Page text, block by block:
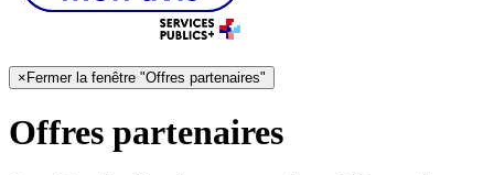
×Fermer la fenêtre "Offres partenaires"
Offres partenaires